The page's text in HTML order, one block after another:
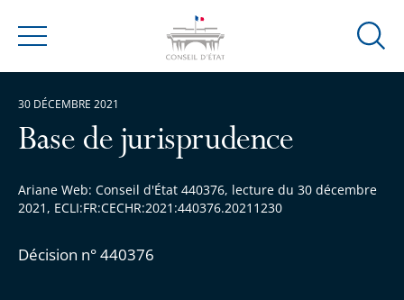
Menu
Ouvrir
Base de jurisprudence
Ariane Web: Conseil d'État 440376, lecture du 30 décembre
2021, ECLI:FR:CECHR:2021:440376.20211230
Décision n° 440376
30 DÉCEMBRE 2021